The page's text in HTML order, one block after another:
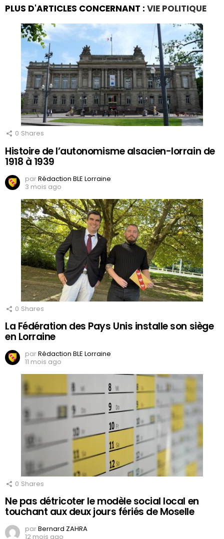
PLUS D'ARTICLES CONCERNANT : VIE POLITIQUE
0 Shares
Histoire de l’autonomisme alsacien-lorrain de
1918 à 1939
parRédaction BLE Lorraine
3 mois ago
0 Shares
La Fédération des Pays Unis installe son siège
en Lorraine
parRédaction BLE Lorraine
11 mois ago
0 Shares
Ne pas détricoter le modèle social local en
touchant aux deux jours fériés de Moselle
parBernard ZAHRA
12 mois ago